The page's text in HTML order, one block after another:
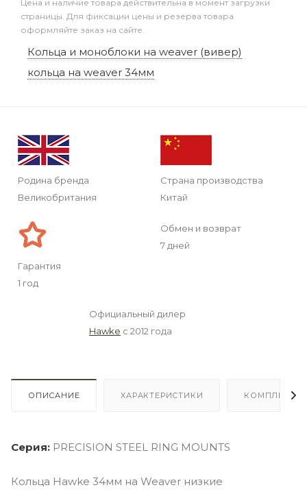
Цена и наличие товара действительна в момент загрузки
страницы. Для фиксации цены и резерва товара
оформляйте заказ на сайте.
Кольца и моноблоки на weaver (вивер)
кольца на weaver 34мм
Родина бренда
Великобритания
Страна производства
Китай
Гарантия
1 год
Обмен и возврат
7 дней
Официальный дилер
Hawke с 2012 года
ОПИСАНИЕ ХАРАКТЕРИСТИКИ
Серия: PRECISION STEEL RING MOUNTS
Кольца Hawke 34мм на Weaver низкие